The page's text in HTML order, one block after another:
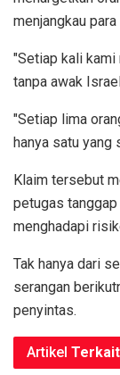
menjangkau
"Setiap kali kami
tanpa awak
"Setiap lima
hanya satu yang
Klaim tersebut
petugas
menghadapi
Tak hanya dari
serangan
penyintas.
Artikel Terkait